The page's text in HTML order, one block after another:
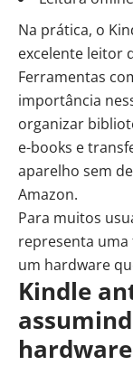
Na prática, o
excelente leitor
Ferramentas
importância
organizar
e-books e
aparelho sem
Amazon.
Para muitos
representa
um hardware
Kindle
hardware